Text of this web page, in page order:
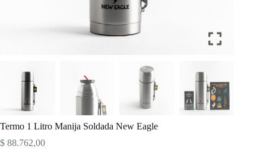
Termo 1 Litro Manija Soldada New Eagle
$ 88.762,00